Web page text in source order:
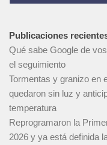
Publicaciones
Qué sabe Google de
el seguimiento
Tormentas y granizo en
quedaron sin luz y
temperatura
Reprogramaron la
2026 y ya está definida